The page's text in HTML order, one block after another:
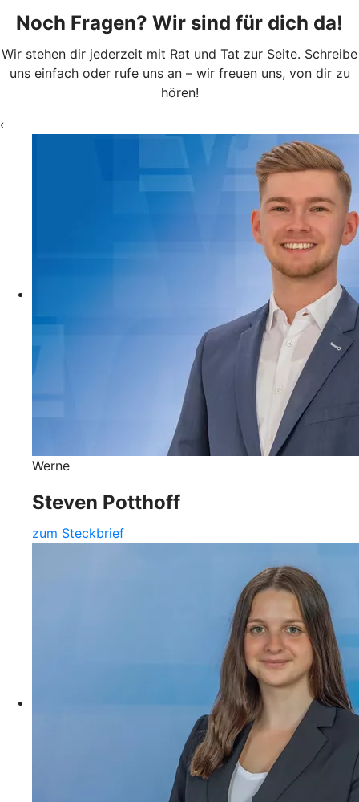
Noch Fragen? Wir sind für dich da!
Wir stehen dir jederzeit mit Rat und Tat zur Seite. Schreibe
uns einfach oder rufe uns an – wir freuen uns, von dir zu
hören!
‹
Werne
Steven Potthoff
zum Steckbrief